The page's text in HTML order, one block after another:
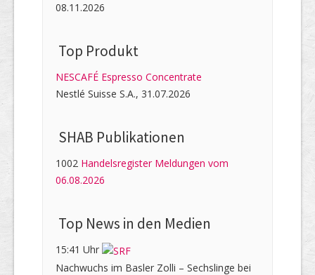
08.11.2026
Top Produkt
NESCAFÉ Espresso Concentrate
Nestlé Suisse S.A., 31.07.2026
SHAB Publi­kati­onen
1002 Handelsregister Meldungen vom
06.08.2026
Top News in den Medien
15:41 Uhr
Nachwuchs im Basler Zolli – Sechslinge bei